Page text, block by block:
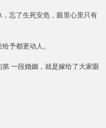
忘了生死安危，眼里心里只有
予都更动人。
一段婚姻，就是嫁给了大家眼